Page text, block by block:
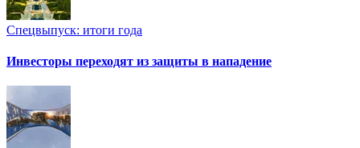
Спецвыпуск: итоги года
Инвесторы переходят из защиты в нападение